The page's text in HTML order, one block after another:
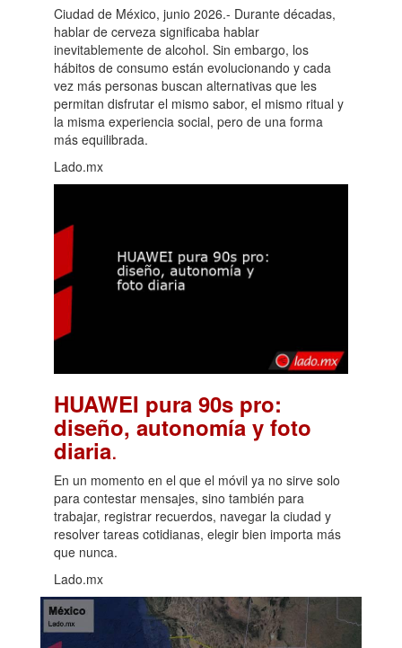
Ciudad de México, junio 2026.- Durante décadas,
hablar de cerveza significaba hablar
inevitablemente de alcohol. Sin embargo, los
hábitos de consumo están evolucionando y cada
vez más personas buscan alternativas que les
permitan disfrutar el mismo sabor, el mismo ritual y
la misma experiencia social, pero de una forma
más equilibrada.
Lado.mx
HUAWEI pura 90s pro:
diseño, autonomía y foto
diaria.
En un momento en el que el móvil ya no sirve solo
para contestar mensajes, sino también para
trabajar, registrar recuerdos, navegar la ciudad y
resolver tareas cotidianas, elegir bien importa más
que nunca.
Lado.mx